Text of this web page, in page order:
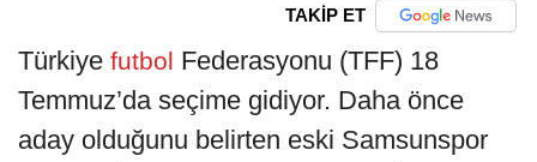
TAKİP ET
Türkiye futbol Federasyonu (TFF) 18
Temmuz’da seçime gidiyor. Daha önce
aday olduğunu belirten eski Samsunspor